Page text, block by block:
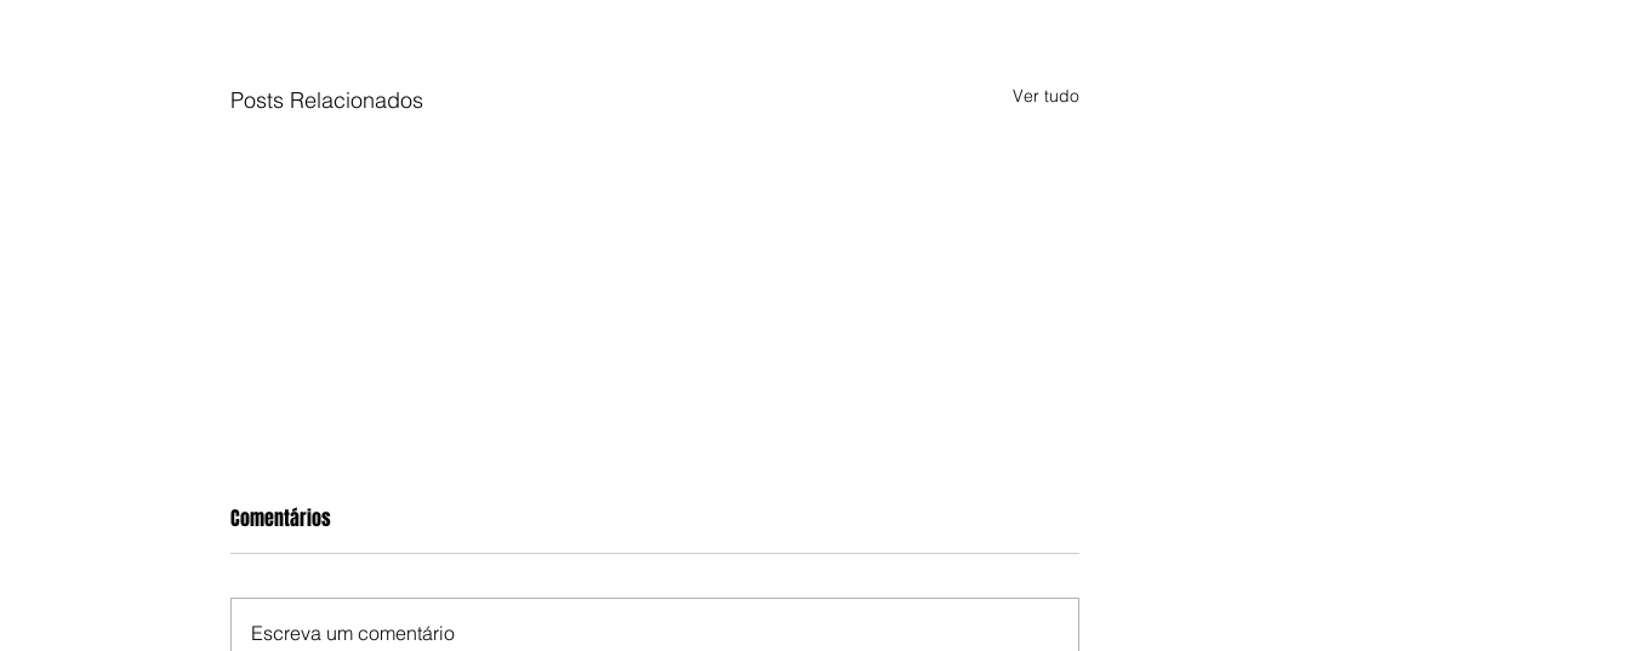
Posts Relacionados Ver tudo
Comentários
Escreva um comentário